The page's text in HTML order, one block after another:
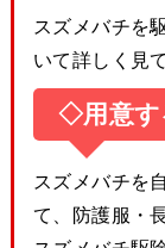
スズメバチを
いて詳しく見
◇用意す
スズメバチを
て、防護服・